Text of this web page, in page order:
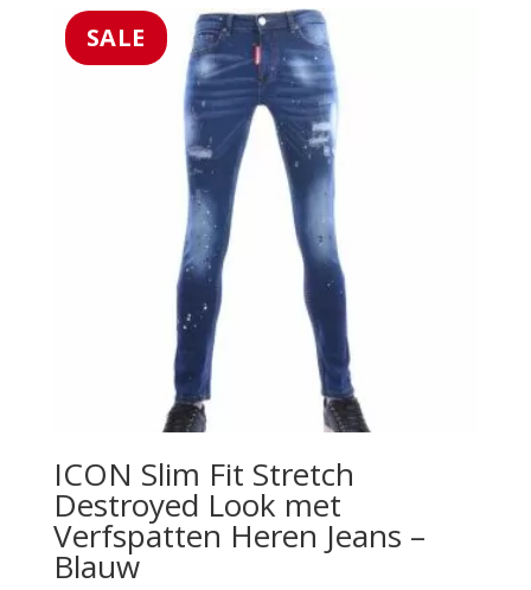
SALE
ICON Slim Fit Stretch
Destroyed Look met
Verfspatten Heren Jeans –
Blauw